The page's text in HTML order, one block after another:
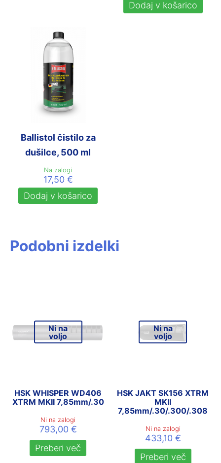
Dodaj v košarico
Ballistol čistilo za
dušilce, 500 ml
Na zalogi
17,50 €
Dodaj v košarico
Podobni izdelki
Ni na
voljo
HSK WHISPER WD406
XTRM MKII 7,85mm/.30
Ni na zalogi
793,00 €
Preberi več
Ni na
voljo
HSK JAKT SK156 XTRM
MKII
7,85mm/.30/.300/.308
Ni na zalogi
433,10 €
Preberi več